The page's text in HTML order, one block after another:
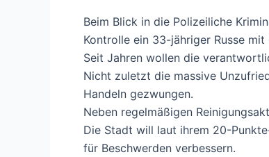
Beim Blick in die Polizeiliche
Kontrolle ein 33-jähriger Russe
Seit Jahren wollen die
Nicht zuletzt die massive
Handeln gezwungen.
Neben regelmäßigen
Die Stadt will laut ihrem 20-
für Beschwerden verbessern.